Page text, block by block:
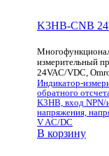
K3HB-CNB
измерительный
24VAC/VDC,
Индикатор-
обратного
K3HB, вход NPN/
напряжения,
V AC/DC
В корзину